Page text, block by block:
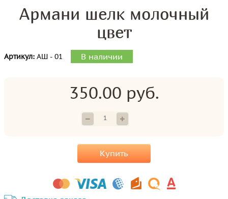
Армани шелк молочный
цвет
Артикул: АШ - 01 В наличии
350.00 руб.
Купить